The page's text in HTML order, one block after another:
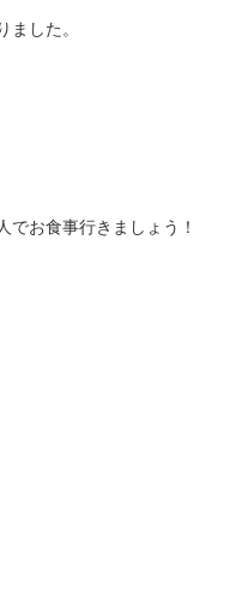
ました。
でお食事行きましょう！